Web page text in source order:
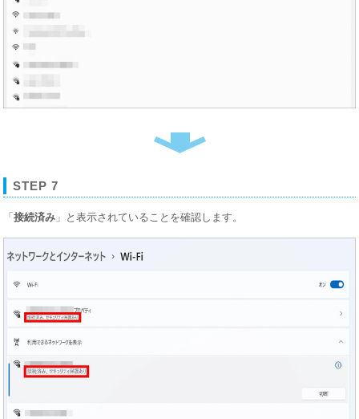
STEP 7
「接続済み 」と表示されていることを確認します。